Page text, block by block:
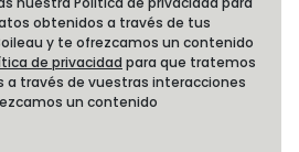
obtenidos a través de tus
y te ofrezcamos un contenido
de privacidad para que tratemos
a través de vuestras interacciones
un contenido